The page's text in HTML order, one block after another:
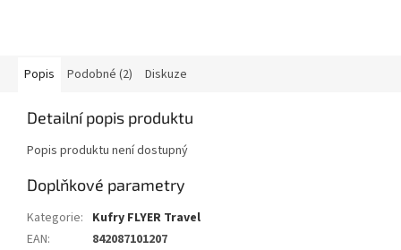
Popis Podobné (2) Diskuze
Detailní popis produktu
Popis produktu není dostupný
Doplňkové parametry
Kategorie: Kufry FLYER Travel
EAN: 842087101207